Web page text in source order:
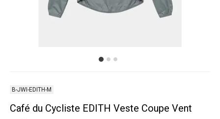
B-JWI-EDITH-M
Café du Cycliste EDITH Veste Coupe Vent